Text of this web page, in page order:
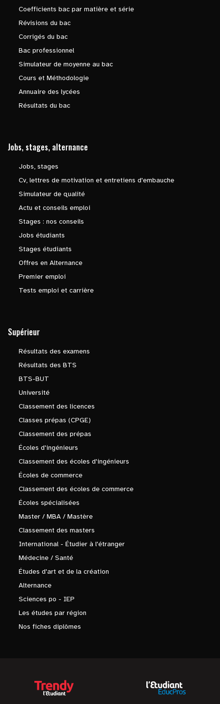
Coefficients bac par matière et série
Révisions du bac
Corrigés du bac
Bac professionnel
Simulateur de moyenne au bac
Cours et Méthodologie
Annuaire des lycées
Résultats du bac
Jobs, stages, alternance
Jobs, stages
Cv, lettres de motivation et entretiens d'embauche
Simulateur de qualité
Actu et conseils emploi
Stages : nos conseils
Jobs étudiants
Stages étudiants
Offres en Alternance
Premier emploi
Tests emploi et carrière
Supérieur
Résultats des examens
Résultats des BTS
BTS-BUT
Université
Classement des licences
Classes prépas (CPGE)
Classement des prépas
Écoles d'ingénieurs
Classement des écoles d'ingénieurs
Écoles de commerce
Classement des écoles de commerce
Écoles spécialisées
Master / MBA / Mastère
Classement des masters
International - Étudier à l'étranger
Médecine / Santé
Études d'art et de la création
Alternance
Sciences po - IEP
Les études par région
Nos fiches diplômes